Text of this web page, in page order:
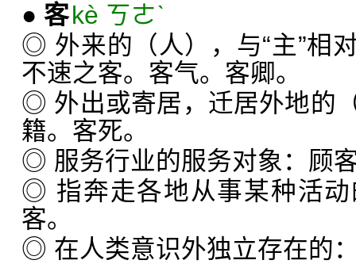
● 客kè ㄎㄜˋ
◎ 外来的（人），与“主”相
不速之客。客气。客卿。
◎ 外出或寄居，迁居外地的
籍。客死。
◎ 服务行业的服务对象：顾
◎ 指奔走各地从事某种活
客。
◎ 在人类意识外独立存在的